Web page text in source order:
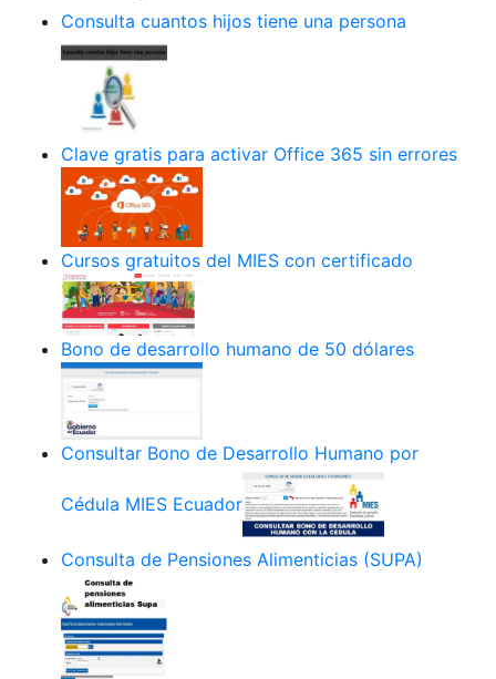
Consulta cuantos hijos tiene una persona
Clave gratis para activar Office 365 sin errores
Cursos gratuitos del MIES con certificado
Bono de desarrollo humano de 50 dólares
Consultar Bono de Desarrollo Humano por
Cédula MIES Ecuador
Consulta de Pensiones Alimenticias (SUPA)